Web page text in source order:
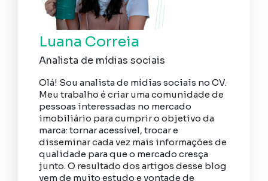
Luana Correia
Analista de mídias sociais
Olá! Sou analista de mídias sociais no CV.
Meu trabalho é criar uma comunidade de
pessoas interessadas no mercado
imobiliário para cumprir o objetivo da
marca: tornar acessível, trocar e
disseminar cada vez mais informações de
qualidade para que o mercado cresça
junto. O resultado dos artigos desse blog
vem de muito estudo e vontade de